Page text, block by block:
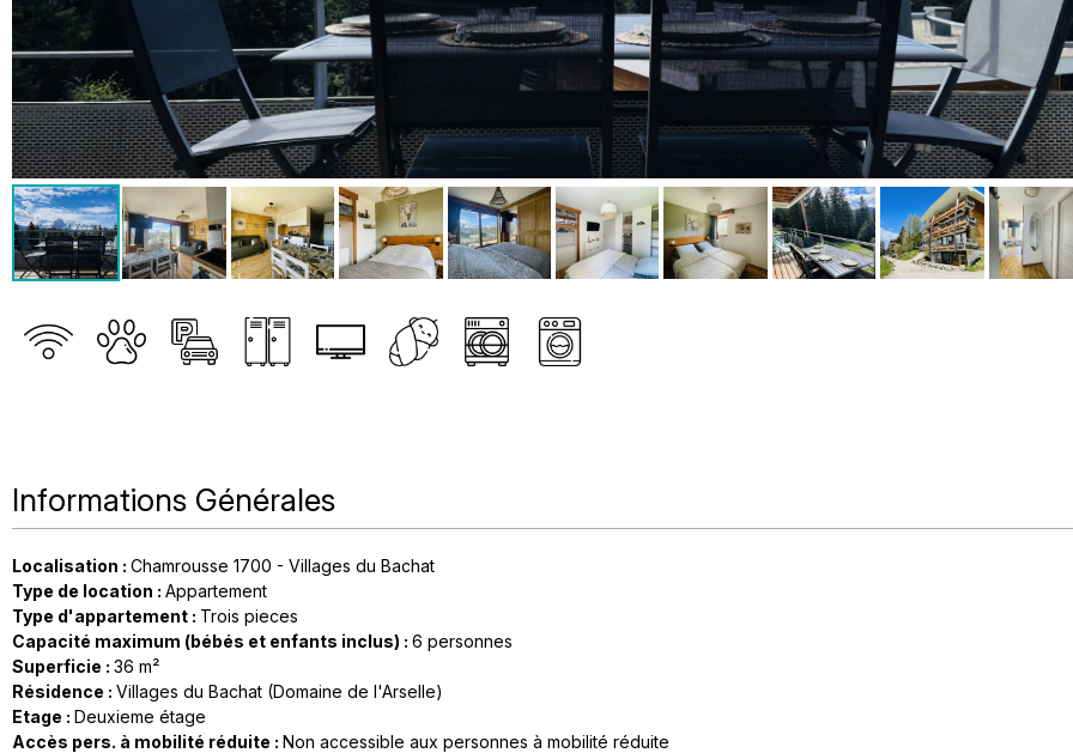
Informations Générales
Localisation : Chamrousse 1700 - Villages du Bachat
Type de location : Appartement
Type d'appartement : Trois pieces
Capacité maximum (bébés et enfants inclus) : 6 personnes
Superficie : 36 m²
Résidence : Villages du Bachat (Domaine de l'Arselle)
Etage : Deuxieme étage
Accès pers. à mobilité réduite : Non accessible aux personnes à mobilité réduite